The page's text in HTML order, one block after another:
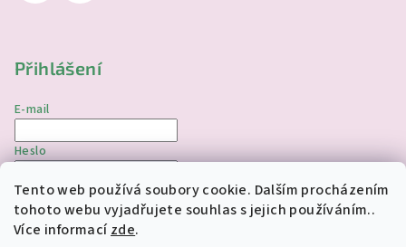
Tento web používá soubory cookie. Dalším procházením
tohoto webu vyjadřujete souhlas s jejich používáním..
Více informacízde.
Přihlášení
E-mail
Heslo
Přihlásit se
Nová registrace Zapomenuté heslo